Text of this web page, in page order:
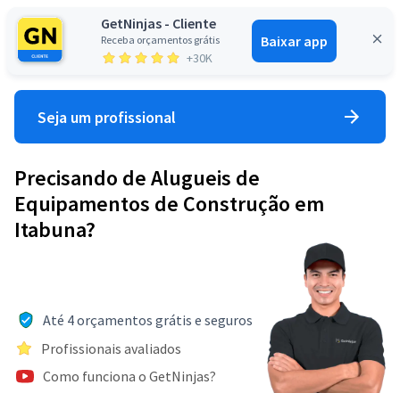
GetNinjas - Cliente
Receba orçamentos grátis
+30K
Baixar app
Entrar
Seja um profissional
Precisando de Alugueis de
Equipamentos de Construção em
Itabuna?
Até 4 orçamentos grátis e seguros
Profissionais avaliados
Como funciona o GetNinjas?